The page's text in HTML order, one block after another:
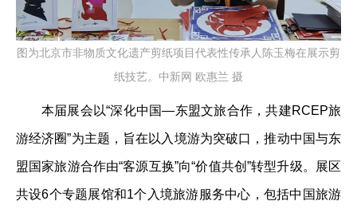
图为北京市非物质文化遗产剪纸项目代表性传承人陈玉梅在展示剪
纸技艺。中新网 欧惠兰 摄
本届展会以“深化中国—东盟文旅合作，共建RCEP旅
游经济圈”为主题，旨在以入境游为突破口，推动中国与东
盟国家旅游合作由“客源互换”向“价值共创”转型升级。展区
共设6个专题展馆和1个入境旅游服务中心，包括中国旅游